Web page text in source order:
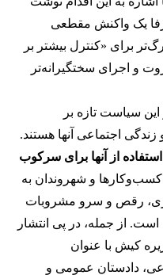
یک واکنش مقطعی
برای «کنترل بیشتر بر
و اجرای سختگیرانه‌تر
سیاست‌ تازه بر
اجتماعی آنها هستند.
از آنها برای سرکوب
و شهروندان به
رقص و سرو مشروبات
از جمله، در پی انتشار
کیش با عنوان
دادستان عمومی و